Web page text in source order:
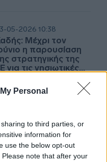
Personal
to third parties, or
information for
use the below opt-out
note that after your
05-2026 10:38
Μέχρι τον
η παρουσίαση
στρατηγικής της
για τις νησιωτικές
περιοχές
ρεκόρ» το
- Έμφαση στην
τεχνολογία με
αποτύπωμα